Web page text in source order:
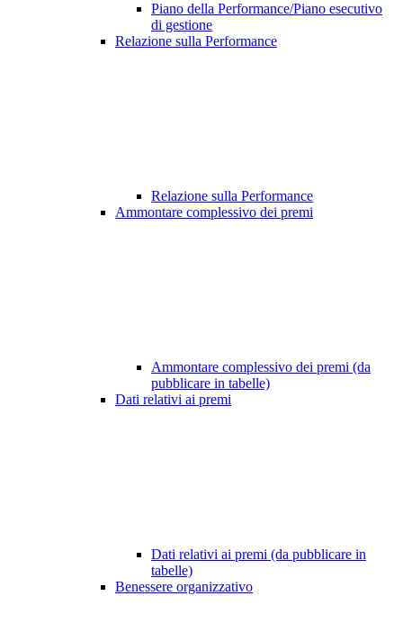
Piano della Performance/Piano esecutivo
di gestione
Relazione sulla Performance
Relazione sulla Performance
Ammontare complessivo dei premi
Ammontare complessivo dei premi (da
pubblicare in tabelle)
Dati relativi ai premi
Dati relativi ai premi (da pubblicare in
tabelle)
Benessere organizzativo